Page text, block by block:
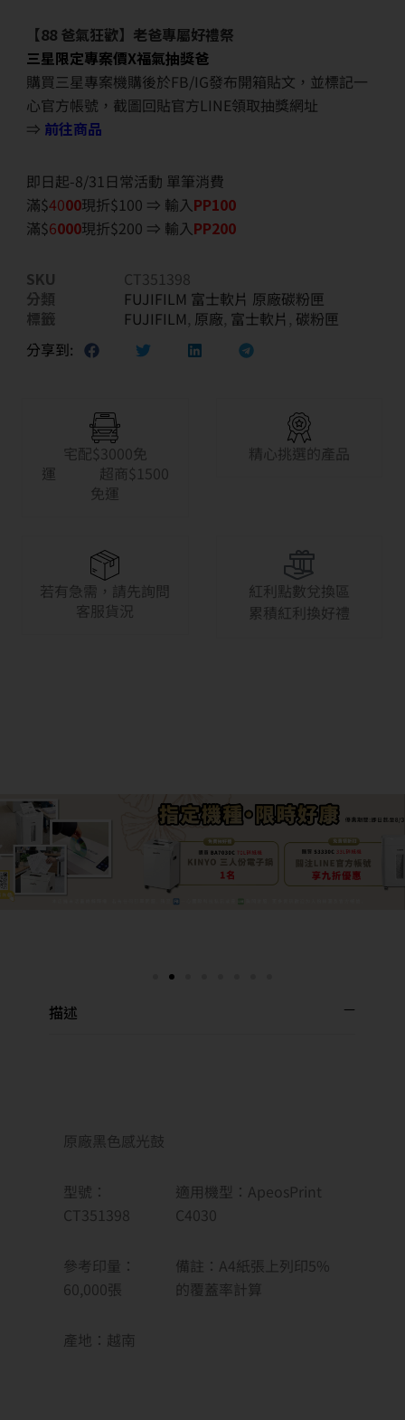
【88 爸氣狂歡】老爸專屬好禮祭
三星限定專案價X福氣抽獎爸
購買三星專案機購後於FB/IG發布開箱貼文，並標記一
心官方帳號，截圖回貼官方LINE領取抽獎網址
⇒ 前往商品
即日起-8/31日常活動 單筆消費
滿$4000現折$100 ⇒ 輸入PP100
滿$6000現折$200 ⇒ 輸入PP200
SKU
CT351398
分類
FUJIFILM 富士軟片 原廠碳粉匣
標籤
FUJIFILM, 原廠, 富士軟片 , 碳粉匣
分享到:
宅配$3000免
運 超商$1500
免運
精心挑選的產品
若有急需，請先詢問
客服貨況
紅利點數兌換區
累積紅利換好禮
描述
原廠黑色感光鼓
型號：
CT351398
適用機型：ApeosPrint
C4030
參考印量：
60,000張
備註 ： A4紙張上列印5%
的覆蓋率計算
產地 ：越南